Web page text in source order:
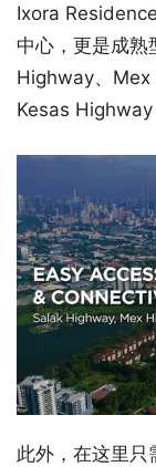
Ixora
中心，更是成
Highway、Mex
Kesas Highway
此外，在这里只